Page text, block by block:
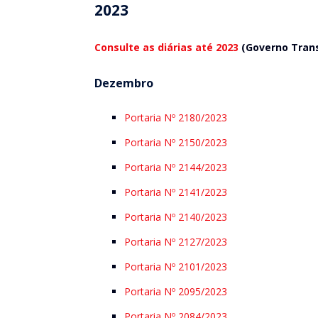
2023
Consulte as diárias até 2023 (Governo
Dezembro
Portaria Nº 2180/2023
Portaria Nº 2150/2023
Portaria Nº 2144/2023
Portaria Nº 2141/2023
Portaria Nº 2140/2023
Portaria Nº 2127/2023
Portaria Nº 2101/2023
Portaria Nº 2095/2023